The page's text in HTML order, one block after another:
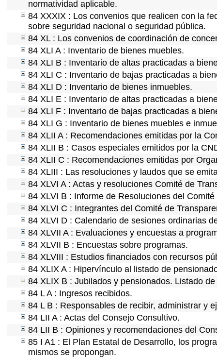
normatividad aplicable.
84 XXXIX : Los convenios que realicen con la
sobre seguridad nacional o seguridad pública.
84 XL : Los convenios de coordinación de
84 XLI A : Inventario de bienes muebles.
84 XLI B : Inventario de altas practicadas a
84 XLI C : Inventario de bajas practicadas a
84 XLI D : Inventario de bienes inmuebles.
84 XLI E : Inventario de altas practicadas a
84 XLI F : Inventario de bajas practicadas a
84 XLI G : Inventario de bienes muebles e
84 XLII A : Recomendaciones emitidas por la
84 XLII B : Casos especiales emitidos por la
84 XLII C : Recomendaciones emitidas por
84 XLIII : Las resoluciones y laudos que se
84 XLVI A : Actas y resoluciones Comité de
84 XLVI B : Informe de Resoluciones del
84 XLVI C : Integrantes del Comité de
84 XLVI D : Calendario de sesiones ordinarias
84 XLVII A : Evaluaciones y encuestas a
84 XLVII B : Encuestas sobre programas.
84 XLVIII : Estudios financiados con recursos
84 XLIX A : Hipervínculo al listado de
84 XLIX B : Jubilados y pensionados. Listado
84 L A : Ingresos recibidos.
84 L B : Responsables de recibir, administrar y
84 LII A : Actas del Consejo Consultivo.
84 LII B : Opiniones y recomendaciones del
85 I A1 : El Plan Estatal de Desarrollo, los
mismos se propongan.